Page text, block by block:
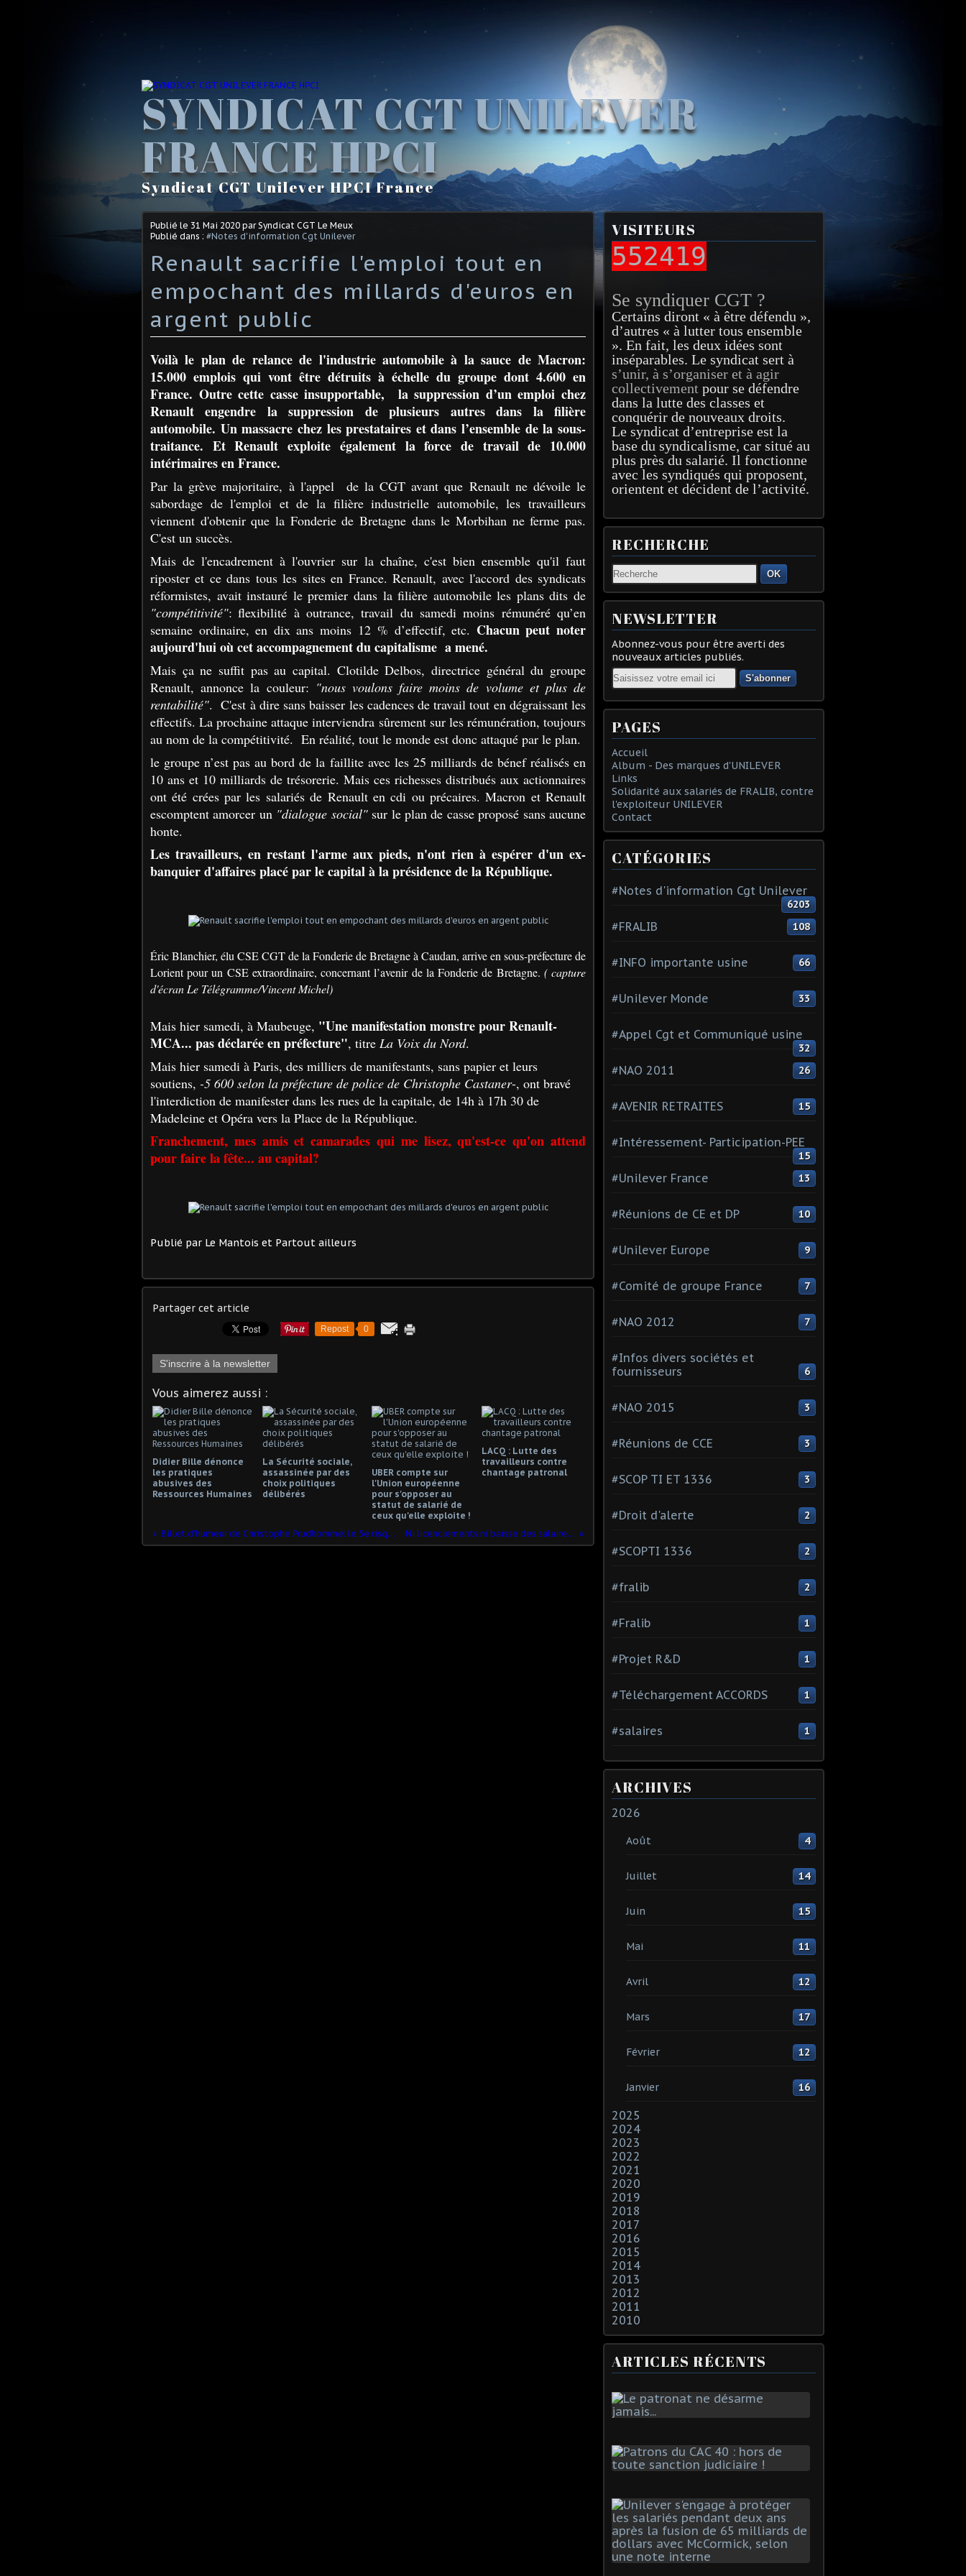
SYNDICAT CGT UNILEVER
FRANCE HPCI
Syndicat CGT Unilever HPCI France
Publié le 31 Mai 2020 par Syndicat CGT Le Meux
Publié dans : #Notes d'information Cgt Unilever
Renault sacrifie l'emploi tout en
empochant des millards d'euros en
argent public
Voilà le plan de relance de l'industrie automobile à la sauce de Macron:
15.000 emplois qui vont être détruits à échelle du groupe dont 4.600 en
France. Outre cette casse insupportable, la suppression d’un emploi chez
Renault engendre la suppression de plusieurs autres dans la filière
automobile. Un massacre chez les prestataires et dans l’ensemble de la sous-
traitance. Et Renault exploite également la force de travail de 10.000
intérimaires en France.
Par la grève majoritaire, à l'appel de la CGT avant que Renault ne dévoile le
sabordage de l'emploi et de la filière industrielle automobile, les travailleurs
viennent d'obtenir que la Fonderie de Bretagne dans le Morbihan ne ferme pas.
C'est un succès.
Mais de l'encadrement à l'ouvrier sur la chaîne, c'est bien ensemble qu'il faut
riposter et ce dans tous les sites en France. Renault, avec l'accord des syndicats
réformistes, avait instauré le premier dans la filière automobile les plans dits de
"compétitivité": flexibilité à outrance, travail du samedi moins rémunéré qu’en
semaine ordinaire, en dix ans moins 12 % d’effectif, etc. Chacun peut noter
aujourd'hui où cet accompagnement du capitalisme a mené.
Mais ça ne suffit pas au capital. Clotilde Delbos, directrice général du groupe
Renault, annonce la couleur: "nous voulons faire moins de volume et plus de
rentabilité". C'est à dire sans baisser les cadences de travail tout en dégraissant les
effectifs. La prochaine attaque interviendra sûrement sur les rémunération, toujours
au nom de la compétitivité. En réalité, tout le monde est donc attaqué par le plan.
le groupe n’est pas au bord de la faillite avec les 25 milliards de bénef réalisés en
10 ans et 10 milliards de trésorerie. Mais ces richesses distribués aux actionnaires
ont été crées par les salariés de Renault en cdi ou précaires. Macron et Renault
escomptent amorcer un "dialogue social"sur le plan de casse proposé sans aucune
honte.
Les travailleurs, en restant l'arme aux pieds, n'ont rien à espérer d'un ex-
banquier d'affaires placé par le capital à la présidence de la République.
Éric Blanchier, élu CSE CGT de la Fonderie de Bretagne à Caudan, arrive en sous-préfecture de
Lorient pour un CSE extraordinaire, concernant l’avenir de la Fonderie de Bretagne. ( capture
d'écran Le Télégramme/Vincent Michel)
Mais hier samedi, à Maubeuge, "Une manifestation monstre pour Renault-
MCA... pas déclarée en préfecture", titre La Voix du Nord.
Mais hier samedi à Paris, des milliers de manifestants, sans papier et leurs
soutiens, -5 600 selon la préfecture de police de Christophe Castaner-, ont bravé
l'interdiction de manifester dans les rues de la capitale, de 14h à 17h 30 de
Madeleine et Opéra vers la Place de la République.
Franchement, mes amis et camarades qui me lisez, qu'est-ce qu'on attend
pour faire la fête... au capital?
Publié par Le Mantois et Partout ailleurs
Partager cet article
Repost 0
S'inscrire à la newsletter
Vous aimerez aussi :
Didier Bille dénonce
les pratiques
abusives des
Ressources Humaines
La Sécurité sociale,
assassinée par des
choix politiques
délibérés
UBER compte sur
l'Union européenne
pour s'opposer au
statut de salarié de
ceux qu'elle exploite !
LACQ : Lutte des
travailleurs contre
chantage patronal
Billet d'humeur de Christophe Prudhomme: le 5e risque Ni licenciements ni baisse des salaires !
VISITEURS
552419
Se syndiquer CGT ?
Certains diront « à être défendu »,
d’autres « à lutter tous ensemble
». En fait, les deux idées sont
inséparables. Le syndicat sert à
s’unir, à s’organiser et à agir
collectivement pour se défendre
dans la lutte des classes et
conquérir de nouveaux droits.
Le syndicat d’entreprise est la
base du syndicalisme, car situé au
plus près du salarié. Il fonctionne
avec les syndiqués qui proposent,
orientent et décident de l’activité.
RECHERCHE
OK
NEWSLETTER
Abonnez-vous pour être averti des
nouveaux articles publiés.
Email
PAGES
Accueil
Album - Des marques d'UNILEVER
Links
Solidarité aux salariés de FRALIB, contre
l'exploiteur UNILEVER
Contact
CATÉGORIES
#Notes d'information Cgt Unilever
6203
#FRALIB 108
#INFO importante usine 66
#Unilever Monde 33
#Appel Cgt et Communiqué usine
32
#NAO 2011 26
#AVENIR RETRAITES 15
#Intéressement- Participation-PEE
15
#Unilever France 13
#Réunions de CE et DP 10
#Unilever Europe 9
#Comité de groupe France 7
#NAO 2012 7
#Infos divers sociétés et
fournisseurs
6
#NAO 2015 3
#Réunions de CCE 3
#SCOP TI ET 1336 3
#Droit d'alerte 2
#SCOPTI 1336 2
#fralib 2
#Fralib 1
#Projet R&D 1
#Téléchargement ACCORDS 1
#salaires 1
ARCHIVES
2026
Août 4
Juillet 14
Juin 15
Mai 11
Avril 12
Mars 17
Février 12
Janvier 16
2025
2024
2023
2022
2021
2020
2019
2018
2017
2016
2015
2014
2013
2012
2011
2010
ARTICLES RÉCENTS